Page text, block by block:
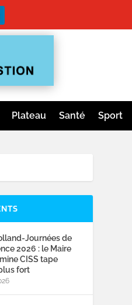
Plateau Santé Sport
Journées de
2026 : le Maire
CISS tape
fort